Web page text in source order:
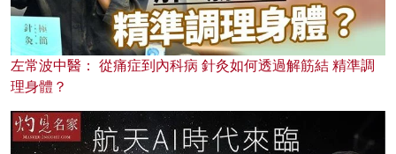
左常波中醫： 從痛症到內科病 針灸如何透過解筋結 精準調
理身體？